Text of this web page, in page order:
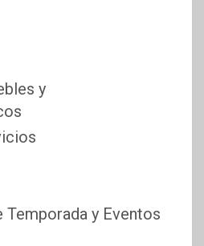
y
Temporada y Eventos